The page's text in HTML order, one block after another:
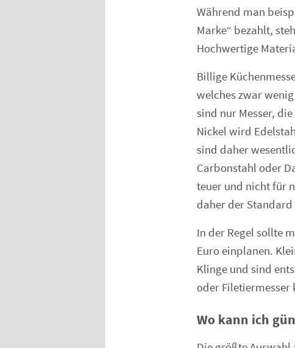
Während man
Marke bezahlt,
Hochwertige
Billige
welches zwar
sind nur Messer,
Nickel wird
sind daher
Carbonstahl oder
teuer und nicht für
daher der
In der Regel sollte
Euro einplanen.
Klinge und sind
oder Filetiermesser
Wo kann ich